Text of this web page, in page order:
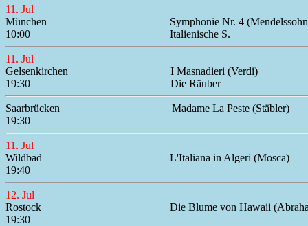
11. Jul
München
Symphonie Nr. 4
10:00
Italienische S.
11. Jul
Gelsenkirchen
I Masnadieri (Verdi)
19:30
Die Räuber
Saarbrücken
Madame La Peste (Stäbler)
19:30
11. Jul
Wildbad
L'Italiana in Algeri (Mosca)
19:40
12. Jul
Rostock
Die Blume von Hawaii
19:30